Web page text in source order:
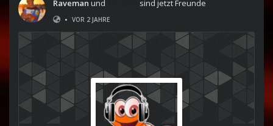
Raveman und
sind jetzt Freunde
• VOR 2 JAHRE